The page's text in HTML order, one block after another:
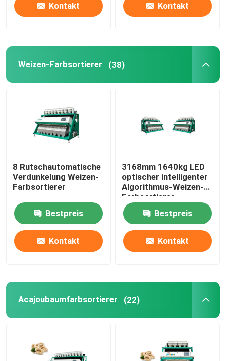
Kontakt Kontakt
Weizen-Farbsortierer (38)
8 Rutschautomatische
Verdunkelung Weizen-
Farbsortierer
Bestpreis
Kontakt
3168mm 1640kg LED
optischer intelligenter
Algorithmus-Weizen-
Farbsortierer
Bestpreis
Kontakt
Acajoubaumfarbsortierer (22)